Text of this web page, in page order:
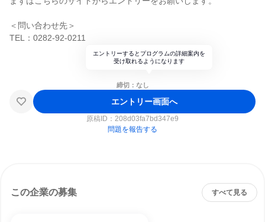
＜問い合わせ先＞
TEL：0282-92-0211
エントリーするとプログラムの詳細案内を
受け取れるようになります
締切：なし
エントリー画面へ
原稿ID： 208d03fa7bd347e9
問題を報告する
この企業の募集 すべて見る